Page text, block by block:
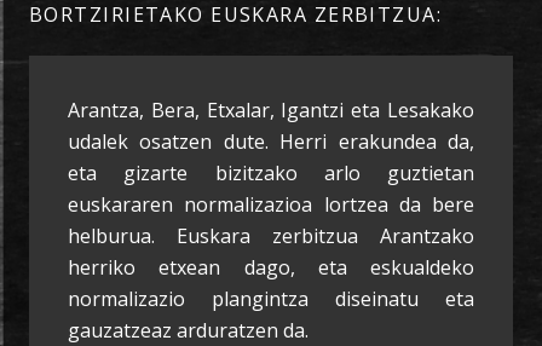
BORTZIRIETAKO EUSKARA ZERBITZUA:
Arantza, Bera, Etxalar, Igantzi eta Lesakako
udalek osatzen dute. Herri erakundea da,
eta gizarte bizitzako arlo guztietan
euskararen normalizazioa lortzea da bere
helburua. Euskara zerbitzua Arantzako
herriko etxean dago, eta eskualdeko
normalizazio plangintza diseinatu eta
gauzatzeaz arduratzen da.